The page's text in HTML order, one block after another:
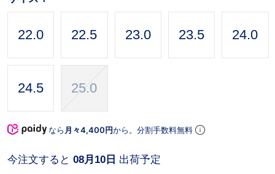
22.0 22.5 23.0 23.5 24.0
24.5 25.0
なら 月々4,400円から。分割手数料無料
今注文すると 08月10日 出荷予定